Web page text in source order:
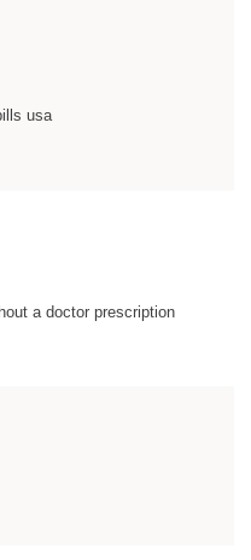
usa
a doctor prescription